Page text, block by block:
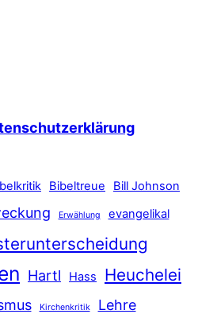
Bibeltreue Bill Johnson
Erwählung evangelikal
Hartl Hass Heuchelei
Kirchenkritik Lehre